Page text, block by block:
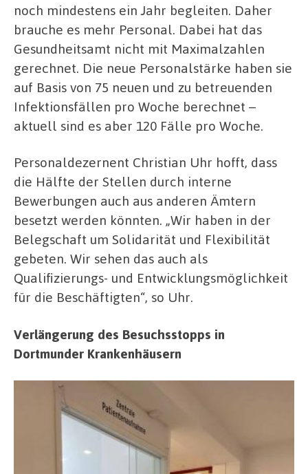
noch mindestens ein Jahr begleiten. Daher
brauche es mehr Personal. Dabei hat das
Gesundheitsamt nicht mit Maximalzahlen
gerechnet. Die neue Personalstärke haben sie
auf Basis von 75 neuen und zu betreuenden
Infektionsfällen pro Woche berechnet –
aktuell sind es aber 120 Fälle pro Woche.
Personaldezernent Christian Uhr hofft, dass
die Hälfte der Stellen durch interne
Bewerbungen auch aus anderen Ämtern
besetzt werden könnten. „Wir haben in der
Belegschaft um Solidarität und Flexibilität
gebeten. Wir sehen das auch als
Qualifizierungs- und Entwicklungsmöglichkeit
für die Beschäftigten“, so Uhr.
Verlängerung des Besuchsstopps in
Dortmunder Krankenhäusern